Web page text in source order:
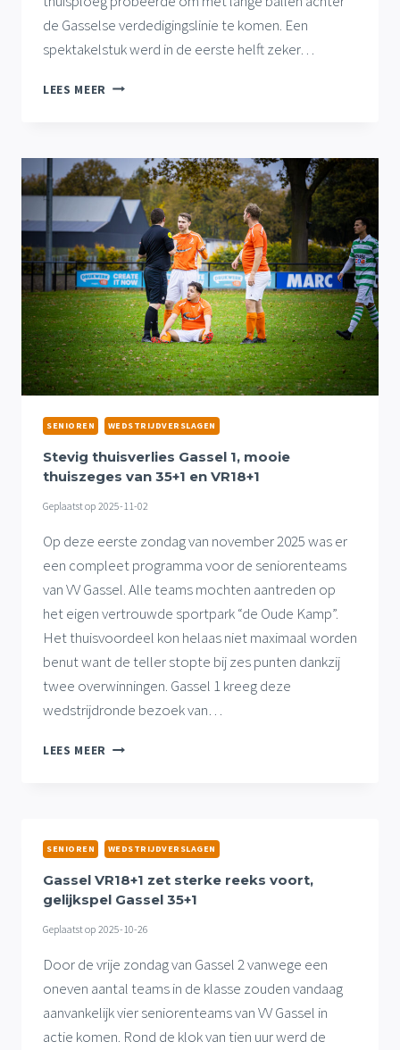
de Gasselse verdedigingslinie te komen. Een
spektakelstuk werd in de eerste helft zeker…
LEES MEER DOELPUNTLOOS
SENIOREN WEDSTRIJDVERSLAGEN
Stevig thuisverlies Gassel 1, mooie
thuiszeges van 35+1 en VR18+1
Geplaatst op 2025-11-02
Op deze eerste zondag van november 2025 was er
een compleet programma voor de seniorenteams
van VV Gassel. Alle teams mochten aantreden op
het eigen vertrouwde sportpark “de Oude Kamp”.
Het thuisvoordeel kon helaas niet maximaal worden
benut want de teller stopte bij zes punten dankzij
twee overwinningen. Gassel 1 kreeg deze
wedstrijdronde bezoek van…
LEES MEER STEVIG
THUISZEGES
VAN
35+1
EN
SENIOREN WEDSTRIJDVERSLAGEN
Gassel VR18+1 zet sterke reeks voort,
gelijkspel Gassel 35+1
Geplaatst op 2025-10-26
Door de vrije zondag van Gassel 2 vanwege een
oneven aantal teams in de klasse zouden vandaag
aanvankelijk vier seniorenteams van VV Gassel in
actie komen. Rond de klok van tien uur werd de